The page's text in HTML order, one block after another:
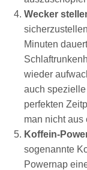
Wecker
Minuten
wieder
auch
perfekten
man nicht aus
Koffein-
sogenannte
Powernap